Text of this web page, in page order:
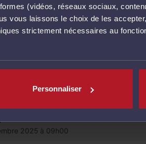
(vidéos, réseaux sociaux,
vous laissons le choix de les
strictement nécessaires au
Personnaliser
77230 Longperrier, France
000,00 €
2025 à 09h00